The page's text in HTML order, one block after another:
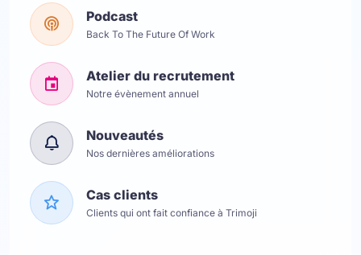
Podcast
Back To The Future Of Work
Atelier du recrutement
Notre évènement annuel
Nouveautés
Nos dernières améliorations
Cas clients
Clients qui ont fait confiance à Trimoji